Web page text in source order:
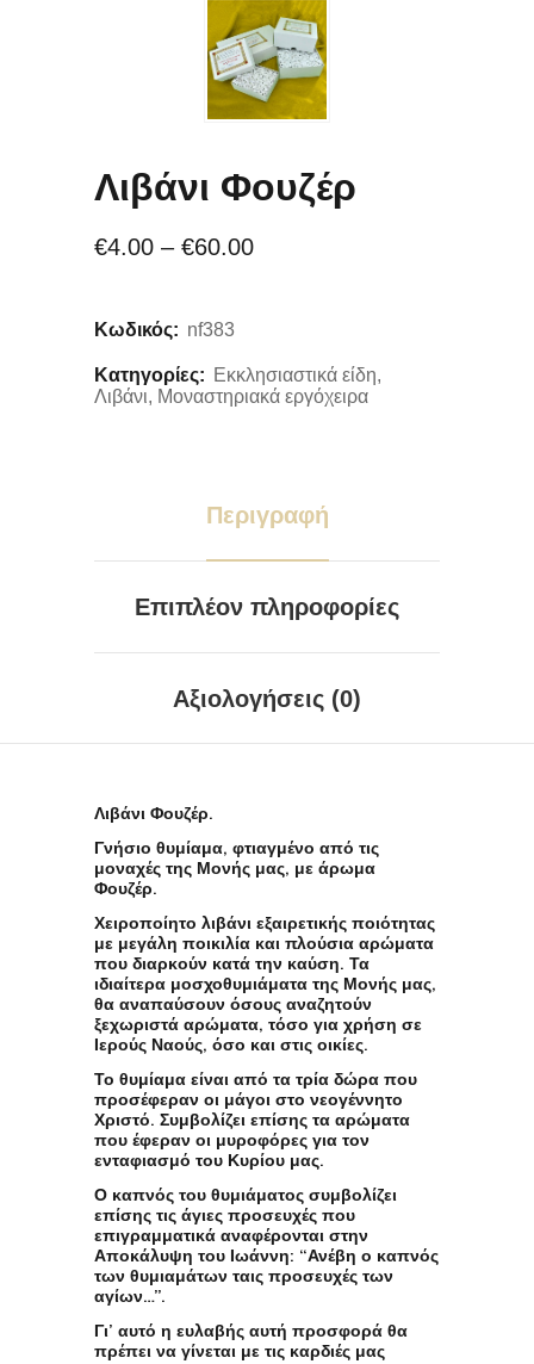
Λιβάνι Φουζέρ
€4.00 – €60.00
Κωδικός: nf383
Κατηγορίες: Εκκλησιαστικά είδη,
Λιβάνι, Μοναστηριακά εργόχειρα
Περιγραφή
Επιπλέον πληροφορίες
Αξιολογήσεις (0)
Λιβάνι Φουζέρ.
Γνήσιο θυμίαμα, φτιαγμένο από τις
μοναχές της Μονής μας, με άρωμα
Φουζέρ.
Χειροποίητο λιβάνι εξαιρετικής ποιότητας
με μεγάλη ποικιλία και πλούσια αρώματα
που διαρκούν κατά την καύση. Τα
ιδιαίτερα μοσχοθυμιάματα της Μονής μας,
θα αναπαύσουν όσους αναζητούν
ξεχωριστά αρώματα, τόσο για χρήση σε
Ιερούς Ναούς, όσο και στις οικίες.
Το θυμίαμα είναι από τα τρία δώρα που
προσέφεραν οι μάγοι στο νεογέννητο
Χριστό. Συμβολίζει επίσης τα αρώματα
που έφεραν οι μυροφόρες για τον
ενταφιασμό του Κυρίου μας.
Ο καπνός του θυμιάματος συμβολίζει
επίσης τις άγιες προσευχές που
επιγραμματικά αναφέρονται στην
Αποκάλυψη του Ιωάννη: “Ανέβη ο καπνός
των θυμιαμάτων ταις προσευχές των
αγίων…”.
Γι’ αυτό η ευλαβής αυτή προσφορά θα
πρέπει να γίνεται με τις καρδιές μας